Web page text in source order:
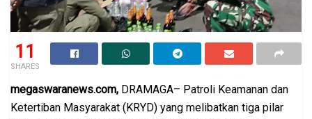
11
SHARES
megaswaranews.com, DRAMAGA– Patroli Keamanan dan
Ketertiban Masyarakat (KRYD) yang melibatkan tiga pilar